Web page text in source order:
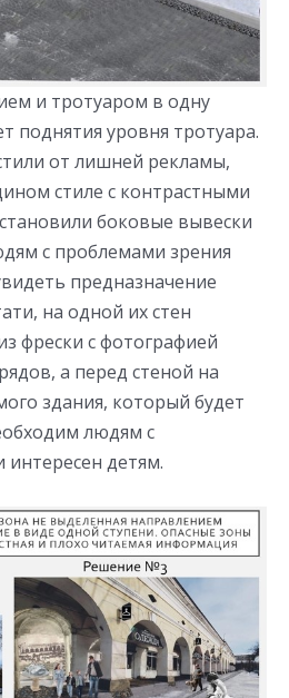
и тротуаром в одну
поднятия уровня тротуара.
от лишней рекламы,
стиле с контрастными
боковые вывески
с проблемами зрения
предназначение
на одной их стен
фрески с фотографией
а перед стеной на
здания, который будет
людям с
детям.